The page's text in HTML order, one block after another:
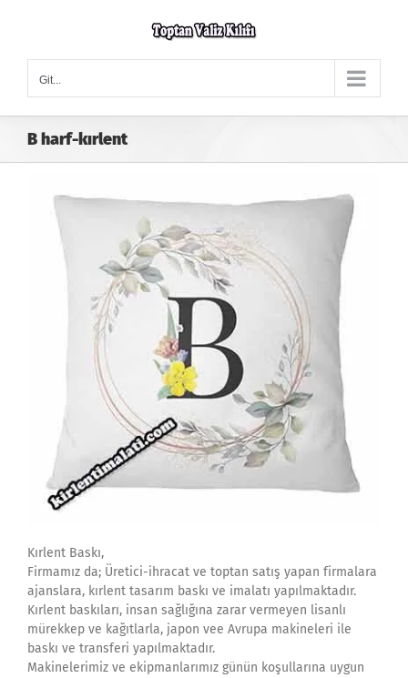
Git...
B harf-kırlent
Kırlent Baskı,
Firmamız da; Üretici-ihracat ve toptan satış yapan firmalara
ajanslara, kırlent tasarım baskı ve imalatı yapılmaktadır.
Kırlent baskıları, insan sağlığına zarar vermeyen lisanlı
mürekkep ve kağıtlarla, japon vee Avrupa makineleri ile
baskı ve transferi yapılmaktadır.
Makinelerimiz ve ekipmanlarımız günün koşullarına uygun